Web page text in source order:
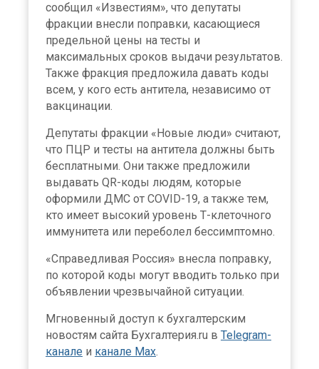
сообщил «Известиям», что депутаты
фракции внесли поправки, касающиеся
предельной цены на тесты и
максимальных сроков выдачи результатов.
Также фракция предложила давать коды
всем, у кого есть антитела, независимо от
вакцинации.
Депутаты фракции «Новые люди» считают,
что ПЦР и тесты на антитела должны быть
бесплатными. Они также предложили
выдавать QR-коды людям, которые
оформили ДМС от COVID-19, а также тем,
кто имеет высокий уровень Т-клеточного
иммунитета или переболел бессимптомно.
«Справедливая Россия» внесла поправку,
по которой коды могут вводить только при
объявлении чрезвычайной ситуации.
Мгновенный доступ к бухгалтерским
новостям сайта Бухгалтерия.ru в Telegram-
канале и канале Max.